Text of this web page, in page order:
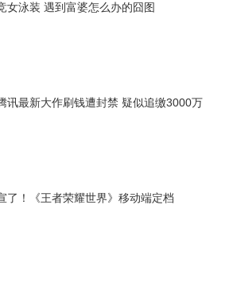
女泳装 遇到富婆怎么办的囧图
讯最新大作刷钱遭封禁 疑似追缴3000万
了！《王者荣耀世界》移动端定档